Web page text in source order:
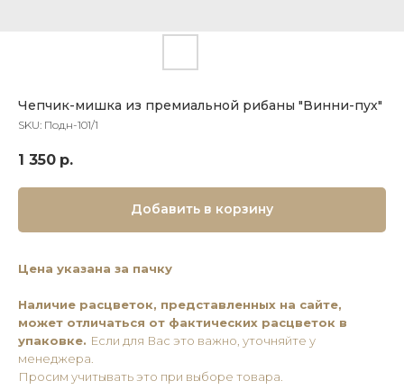
Чепчик-мишка из премиальной рибаны "Винни-пух"
SKU: Подн-101/1
1 350 р.
Добавить в корзину
Цена указана за пачку
Наличие расцветок, представленных на сайте,
может отличаться от фактических расцветок в
упаковке. Если для Вас это важно, уточняйте у
менеджера.
Просим учитывать это при выборе товара.